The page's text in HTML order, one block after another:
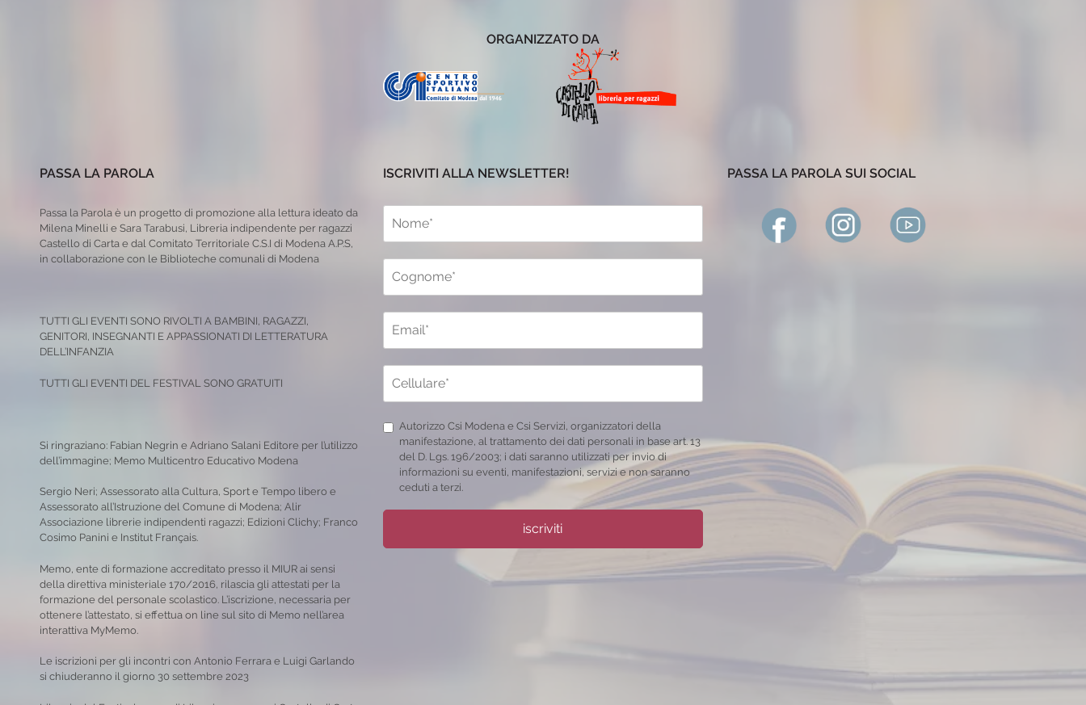
ORGANIZZATO DA
PASSA LA PAROLA
Passa la Parola è un progetto di promozione alla lettura ideato da
Milena Minelli e Sara Tarabusi, Libreria indipendente per ragazzi
Castello di Carta e dal Comitato Territoriale C.S.I di Modena A.P.S,
in collaborazione con le Biblioteche comunali di Modena
TUTTI GLI EVENTI SONO RIVOLTI A BAMBINI, RAGAZZI,
GENITORI, INSEGNANTI E APPASSIONATI DI LETTERATURA
DELL’INFANZIA
TUTTI GLI EVENTI DEL FESTIVAL SONO GRATUITI
Si ringraziano: Fabian Negrin e Adriano Salani Editore per l’utilizzo
dell’immagine; Memo Multicentro Educativo Modena
Sergio Neri; Assessorato alla Cultura, Sport e Tempo libero e
Assessorato all’Istruzione del Comune di Modena; Alir
Associazione librerie indipendenti ragazzi; Edizioni Clichy; Franco
Cosimo Panini e Institut Français.
Memo, ente di formazione accreditato presso il MIUR ai sensi
della direttiva ministeriale 170/2016, rilascia gli attestati per la
formazione del personale scolastico. L’iscrizione, necessaria per
ottenere l’attestato, si effettua on line sul sito di Memo nell’area
interattiva MyMemo.
Le iscrizioni per gli incontri con Antonio Ferrara e Luigi Garlando
si chiuderanno il giorno 30 settembre 2023
ISCRIVITI ALLA NEWSLETTER!
Autorizzo Csi Modena e Csi Servizi, organizzatori della
manifestazione, al trattamento dei dati personali in base art. 13
del D. Lgs. 196/2003; i dati saranno utilizzati per invio di
informazioni su eventi, manifestazioni, servizi e non saranno
ceduti a terzi.
iscriviti
PASSA LA PAROLA SUI SOCIAL